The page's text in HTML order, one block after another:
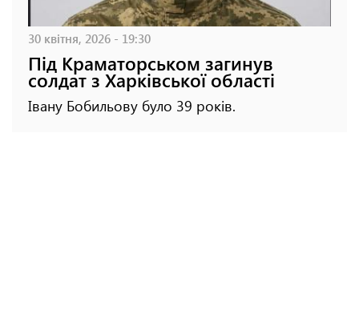
30 квітня, 2026 - 19:30
Під Краматорськом загинув
солдат з Харківської області
Івану Бобильову було 39 років.